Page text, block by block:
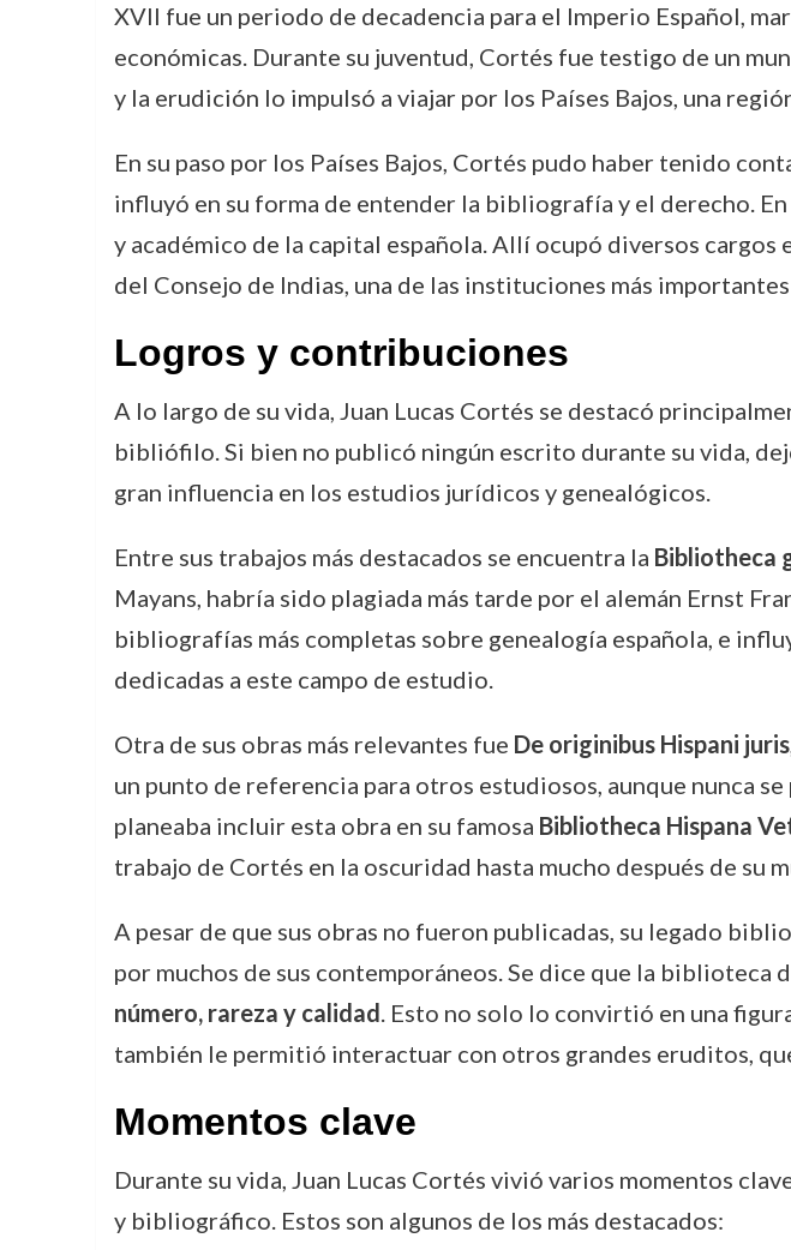
XVII fue un periodo de decadencia para el Imperio Español,
económicas. Durante su juventud, Cortés fue testigo de un
y la erudición lo impulsó a viajar por los Países Bajos, una
En su paso por los Países Bajos, Cortés pudo haber tenido
influyó en su forma de entender la bibliografía y el derecho.
y académico de la capital española. Allí ocupó diversos
del Consejo de Indias, una de las instituciones más
Logros y contribuciones
A lo largo de su vida, Juan Lucas Cortés se destacó
bibliófilo. Si bien no publicó ningún escrito durante su vida,
gran influencia en los estudios jurídicos y genealógicos.
Entre sus trabajos más destacados se encuentra la Bibliotheca
Mayans, habría sido plagiada más tarde por el alemán Ernst
bibliografías más completas sobre genealogía española, e
dedicadas a este campo de estudio.
Otra de sus obras más relevantes fue De originibus Hispani juris
un punto de referencia para otros estudiosos, aunque nunca
planeaba incluir esta obra en su famosa Bibliotheca Hispana
trabajo de Cortés en la oscuridad hasta mucho después de su
A pesar de que sus obras no fueron publicadas, su legado
por muchos de sus contemporáneos. Se dice que la
número, rareza y calidad. Esto no solo lo convirtió en una
también le permitió interactuar con otros grandes eruditos,
Momentos clave
Durante su vida, Juan Lucas Cortés vivió varios momentos
y bibliográfico. Estos son algunos de los más destacados: